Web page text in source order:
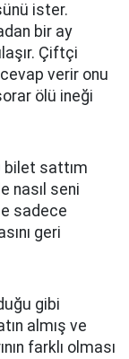
ister.
bir ay
Çiftçi
verir onu
ölü ineği
sattım
nasıl seni
sadece
geri
gibi
almış ve
farklı olması